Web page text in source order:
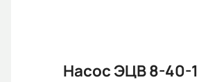
Насос ЭЦВ 8-40-